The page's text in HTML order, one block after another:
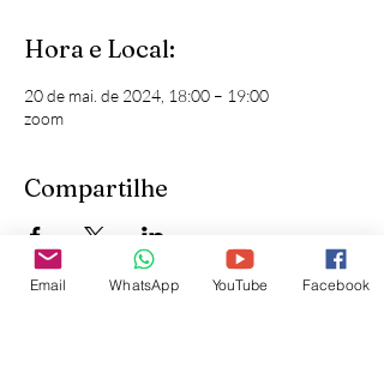
Hora e Local:
20 de mai. de 2024, 18:00 – 19:00
zoom
Compartilhe
Email WhatsApp YouTube Facebook